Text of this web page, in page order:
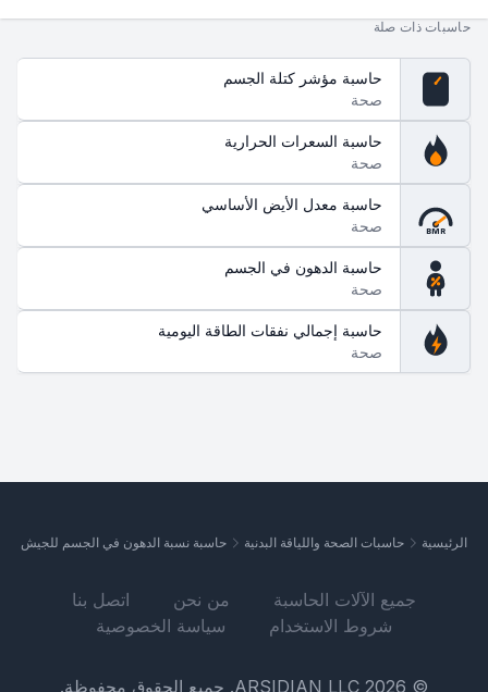
حاسبات ذات صلة
حاسبة مؤشر كتلة الجسم
صحة
حاسبة السعرات الحرارية
صحة
BMR
حاسبة معدل الأيض الأساسي
صحة
حاسبة الدهون في الجسم
صحة
حاسبة إجمالي نفقات الطاقة اليومية
صحة
الرئيسية حاسبات الصحة واللياقة البدنية حاسبة نسبة الدهون في الجسم للجيش
جميع الآلات الحاسبة من نحن
اتصل بنا
شروط الاستخدام
سياسة الخصوصية
© 2026 ARSIDIAN LLC. جميع الحقوق محفوظة.